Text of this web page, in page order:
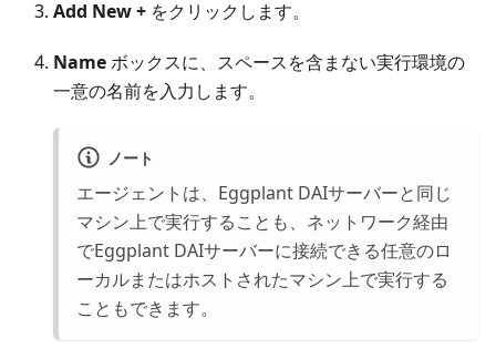
Add New + をクリックします。
Nameボックスに、スペースを含まない実行環境の
一意の名前を入力します。
ノート
エージェントは、Eggplant DAIサーバーと同じ
マシン上で実行することも、ネットワーク経由
でEggplant DAIサーバーに接続できる任意のロ
ーカルまたはホストされたマシン上で実行する
こともできます。